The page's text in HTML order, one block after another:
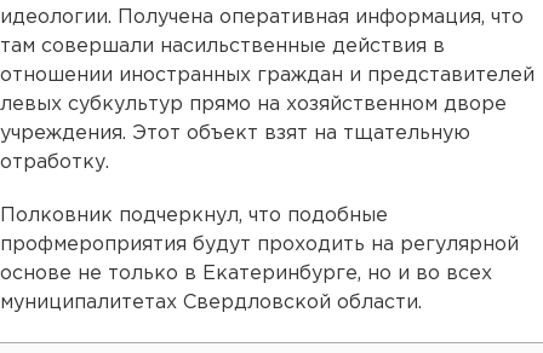
идеологии. Получена оперативная информация, что
там совершали насильственные действия в
отношении иностранных граждан и представителей
левых субкультур прямо на хозяйственном дворе
учреждения. Этот объект взят на тщательную
отработку.
Полковник подчеркнул, что подобные
профмероприятия будут проходить на регулярной
основе не только в Екатеринбурге, но и во всех
муниципалитетах Свердловской области.